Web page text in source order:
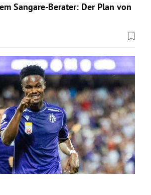
Sangare-Berater: Der Plan von